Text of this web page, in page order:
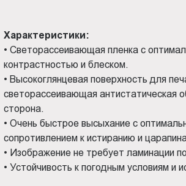
Характеристики:
• Светорассеивающая пленка с
контрастностью и блеском.
• Высокоглянцевая поверхность для
светорассеивающая антистатическая
сторона.
• Очень быстрое высыхание с
сопротивлением к истиранию и
• Изображение не требует ламинации
• Устойчивость к погодным условиям и